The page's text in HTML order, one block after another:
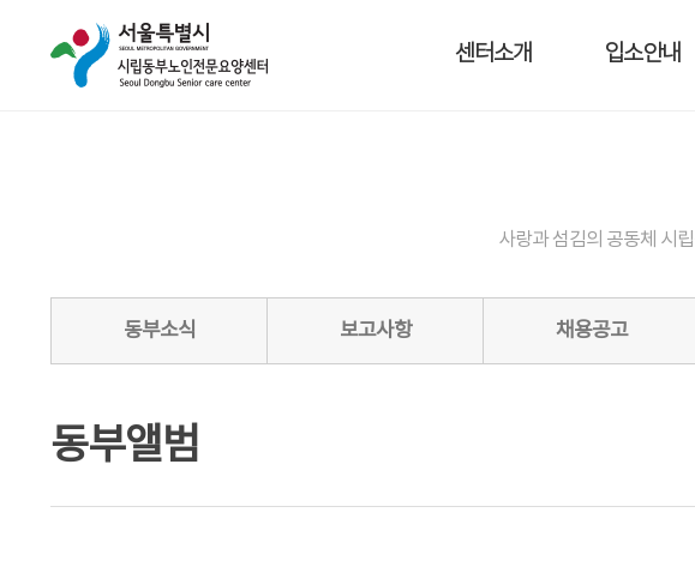
센터소개 입소안내
사랑과 섬김의 공동체 시
동부소식 보고사항 채용공고
동부앨범